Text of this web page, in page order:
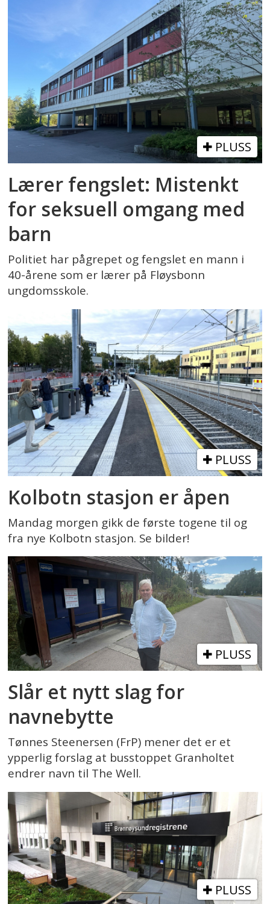
PLUSS
Lærer fengslet: Mistenkt
for seksuell omgang med
barn
Politiet har pågrepet og fengslet en mann i
40-årene som er lærer på Fløysbonn
ungdomsskole.
PLUSS
Kolbotn stasjon er åpen
Mandag morgen gikk de første togene til og
fra nye Kolbotn stasjon. Se bilder!
PLUSS
Slår et nytt slag for
navnebytte
Tønnes Steenersen (FrP) mener det er et
ypperlig forslag at busstoppet Granholtet
endrer navn til The Well.
PLUSS